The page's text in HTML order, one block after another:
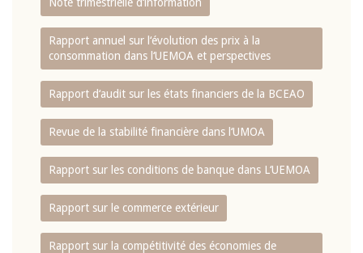
Rapport annuel sur l‘évolution des prix à la
consommation dans l‘UEMOA et perspectives
Rapport d‘audit sur les états financiers de la BCEAO
Revue de la stabilité financière dans l‘UMOA
Rapport sur les conditions de banque dans L‘UEMOA
Rapport sur le commerce extérieur
Rapport sur la compétitivité des économies de